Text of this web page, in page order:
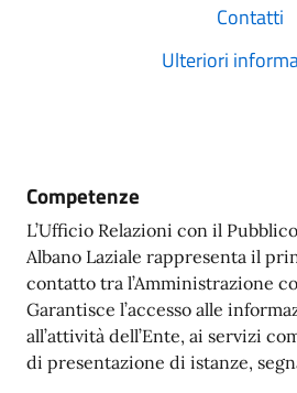
Contatti
Ulteriori
Competenze
L’Ufficio Relazioni con il
Albano Laziale rappresenta il
contatto tra l’Amministrazione
Garantisce l’accesso alle
all’attività dell’Ente, ai servizi
di presentazione di istanze,